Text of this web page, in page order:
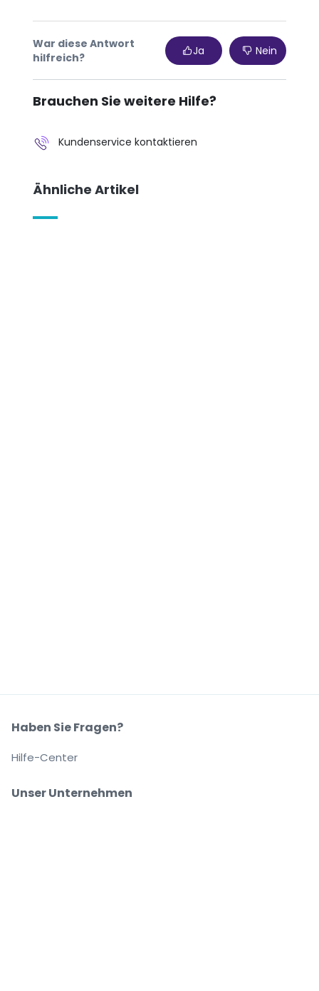
War diese Antwort
hilfreich?
Ja Nein
Brauchen Sie weitere Hilfe?
Kundenservice kontaktieren
Ähnliche Artikel
Unser Unternehmen
Haben Sie Fragen?
Hilfe-Center